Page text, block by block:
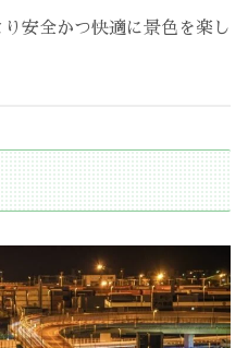
安全かつ快適に景色を楽し